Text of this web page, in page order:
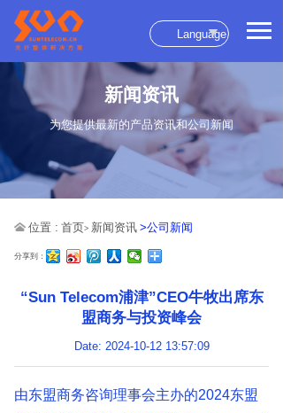
Language
新闻资讯
为您提供最新的产品资讯和公司新闻
位置 : 首页> 新闻资讯 >公司新闻
分享到：
“Sun Telecom浦津”CEO牛牧出席东
盟商务与投资峰会
Date: 2024-10-12 13:57:09
由东盟商务咨询理事会主办的2024东盟